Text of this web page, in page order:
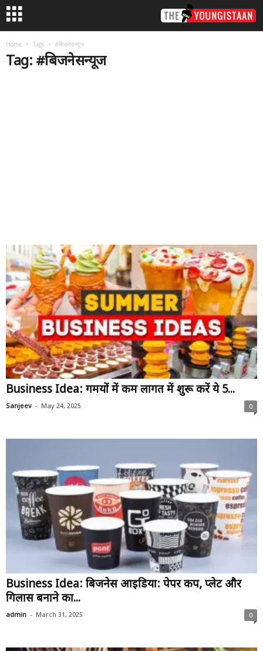
Home Tags #बिजनेसन्यूज
Tag: #बिजनेसन्यूज
Business Idea: गर्मियों में कम लागत में शुरू करें ये 5...
Sanjeev - May 24, 2025 0
Business Idea: बिजनेस आइडिया: पेपर कप, प्लेट और
गिलास बनाने का...
admin - March 31, 2025 0